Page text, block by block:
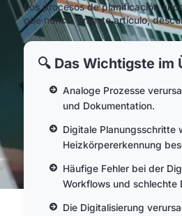
Los procesos de planificación
que nunca. En este artículo,
🔍 Das Wichtigste im
Analoge Prozesse
und Dokumentation.
Digitale Planungsschritte
Heizkörpererkennung
Häufige Fehler bei der
Workflows und schlechte
Die Digitalisierung